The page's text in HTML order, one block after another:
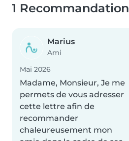
1 Recommandation
Marius
Ami
Mai 2026
Madame, Monsieur, Je me
permets de vous adresser
cette lettre afin de
recommander
chaleureusement mon